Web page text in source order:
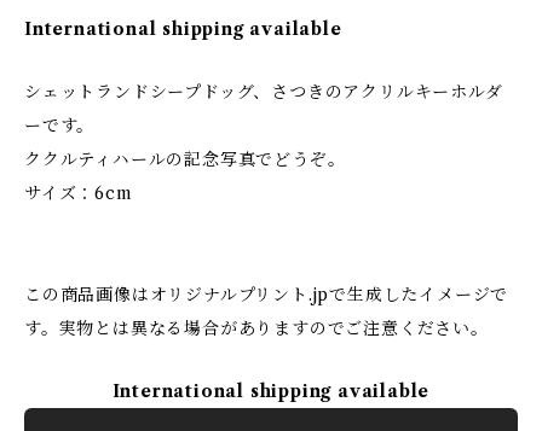
International shipping available
シェットランドシープドッグ、さつきのアクリルキーホルダ
ーです。
ククルティハールの記念写真でどうぞ。
サイズ：6cm
この商品画像はオリジナルプリント.jpで生成したイメージで
す。実物とは異なる場合がありますのでご注意ください。
International shipping available